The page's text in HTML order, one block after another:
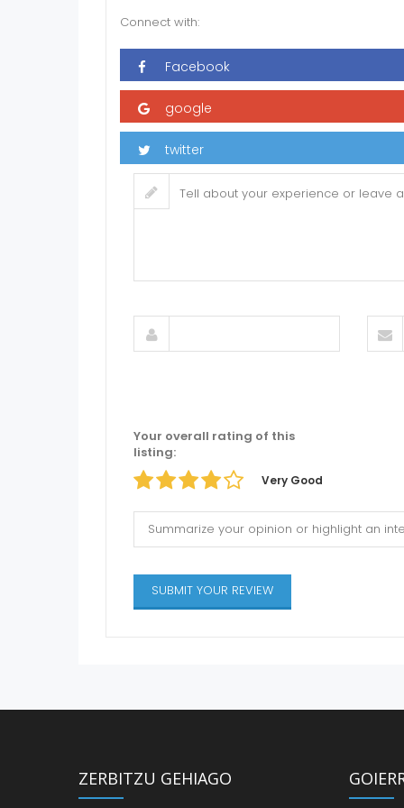
Connect with:
Your overall rating of this
listing:
Very Good
ZERBITZU GEHIAGO